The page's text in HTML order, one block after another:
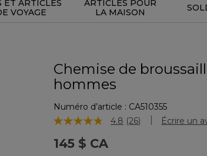
ET ARTICLES
VOYAGE
ARTICLES POUR
LA MAISON
Chemise de
hommes
Numéro d’article : CA510355
4,1 sur 5 Évaluation des clients
4.8 Lire
(26) Écrire un
145 $ CA